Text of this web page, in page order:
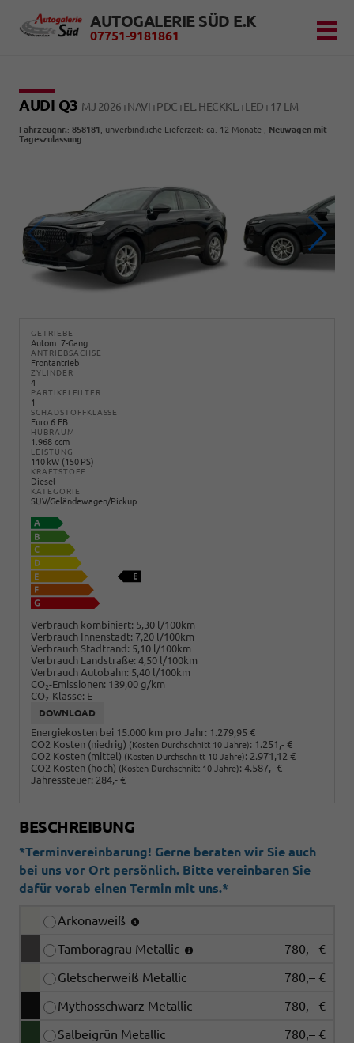
AUTOGALERIE SÜD E.K
07751-9181861
AUDI Q3 MJ 2026+NAVI+PDC+EL. HECKKL.+LED+17 LM
Fahrzeugnr.: 858181 , unverbindliche Lieferzeit: ca. 12 Monate , Neuwagen mit
Tageszulassung
GETRIEBE
Autom. 7-Gang
ANTRIEBSACHSE
Frontantrieb
ZYLINDER
4
PARTIKELFILTER
1
SCHADSTOFFKLASSE
Euro 6 EB
HUBRAUM
1.968 ccm
LEISTUNG
110 kW (150 PS)
KRAFTSTOFF
Diesel
KATEGORIE
SUV/Geländewagen/Pickup
Verbrauch kombiniert: 5,30 l/100km
Verbrauch Innenstadt: 7,20 l/100km
Verbrauch Stadtrand: 5,10 l/100km
Verbrauch Landstraße: 4,50 l/100km
Verbrauch Autobahn: 5,40 l/100km
CO2-Emissionen: 139,00 g/km
CO2-Klasse: E
DOWNLOAD
Energiekosten bei 15.000 km pro Jahr: 1.279,95 €
CO2 Kosten (niedrig) (Kosten Durchschnitt 10 Jahre): 1.251,- €
CO2 Kosten (mittel) (Kosten Durchschnitt 10 Jahre): 2.971,12 €
CO2 Kosten (hoch) (Kosten Durchschnitt 10 Jahre): 4.587,- €
Jahressteuer: 284,- €
BESCHREIBUNG
*Terminvereinbarung! Gerne beraten wir Sie auch
bei uns vor Ort persönlich. Bitte vereinbaren Sie
dafür vorab einen Termin mit uns.*
Arkonaweiß
Tamboragrau Metallic
780,– €
Gletscherweiß Metallic
780,– €
Mythosschwarz Metallic
780,– €
Salbeigrün Metallic
780,– €